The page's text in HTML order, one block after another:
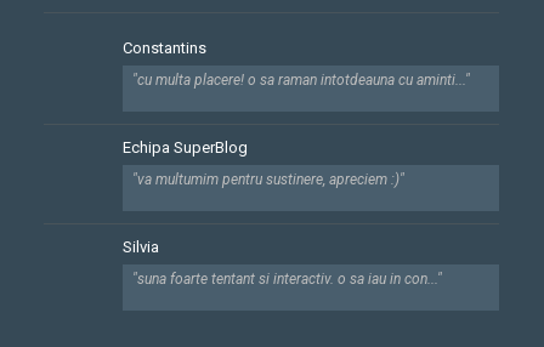
Constantins
"cu multa placere! o sa raman intotdeauna cu aminti..."
Echipa SuperBlog
"va multumim pentru sustinere, apreciem :)"
Silvia
"suna foarte tentant si interactiv. o sa iau in con..."